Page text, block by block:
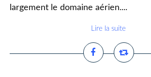
largement le domaine aérien....
Lire la suite